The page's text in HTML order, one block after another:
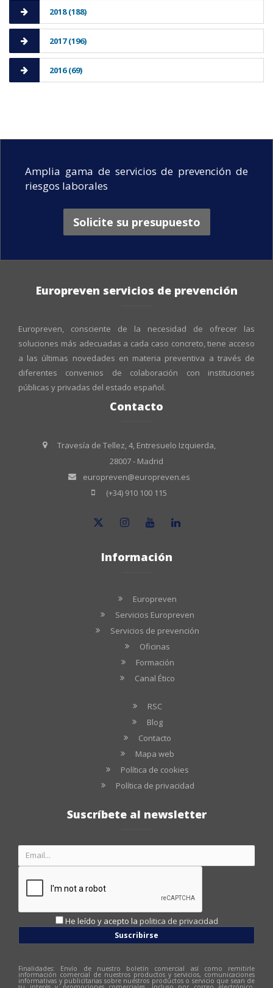
2018 (188)
2017 (196)
2016 (69)
Amplia gama de servicios de prevención de
riesgos laborales
Solicite su presupuesto
Europreven servicios de prevención
Europreven, consciente de la necesidad de ofrecer las
soluciones más adecuadas a cada caso concreto, tiene acceso
a las últimas novedades en materia preventiva a través de
diferentes convenios de colaboración con instituciones
públicas y privadas del estado español.
Contacto
Travesía de Tellez, 4, Entresuelo Izquierda,
28007 - Madrid
europreven@europreven.es
(+34) 910 100 115
Información
Europreven
Servicios Europreven
Servicios de prevención
Oficinas
Formación
Canal Ético
RSC
Blog
Contacto
Mapa web
Política de cookies
Política de privacidad
Suscríbete al newsletter
He leído y acepto la politica de privacidad
Suscribirse
Finalidades: Envío de nuestro boletín comercial así como remitirle
información comercial de nuestros productos y servicios, comunicaciones
informativas y publicitarias sobre nuestros productos o servicio que sean de